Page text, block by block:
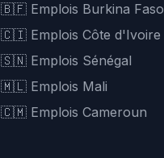
🇧🇫 Emplois Burkina Faso
🇨🇮 Emplois Côte d'Ivoire
🇸🇳 Emplois Sénégal
🇲🇱 Emplois Mali
🇨🇲 Emplois Cameroun